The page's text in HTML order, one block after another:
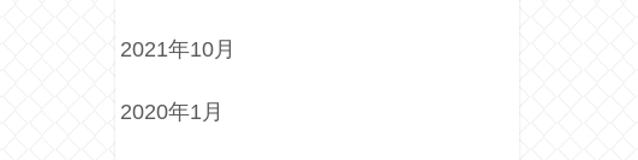
2021年10月
2020年1月